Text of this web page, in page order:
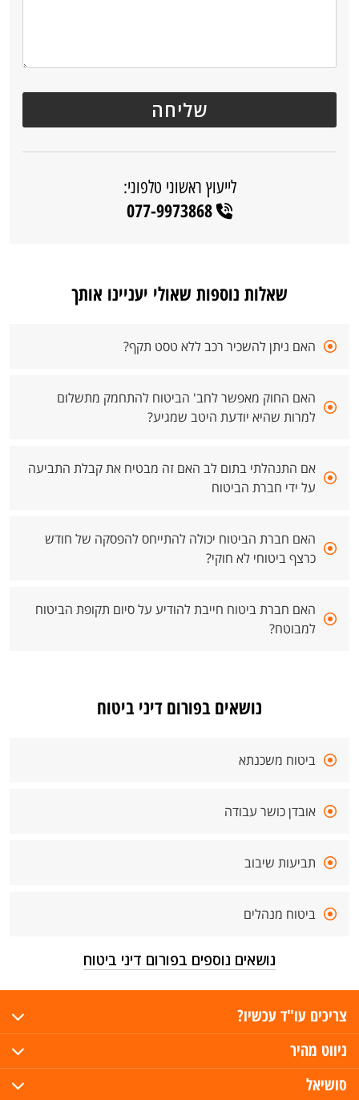
לייעוץ ראשוני טלפוני:
077-9973868
שאלות נוספות שאולי יעניינו אותך
האם ניתן להשכיר רכב ללא טסט תקף?
האם החוק מאפשר לחב' הביטוח להתחמק מתשלום
למרות שהיא יודעת היטב שמגיע?
אם התנהלתי בתום לב האם זה מבטיח את קבלת התביעה
על ידי חברת הביטוח
האם חברת הביטוח יכולה להתייחס להפסקה של חודש
כרצף ביטוחי לא חוקי?
האם חברת ביטוח חייבת להודיע על סיום תקופת הביטוח
למבוטח?
נושאים בפורום דיני ביטוח
ביטוח משכנתא
אובדן כושר עבודה
תביעות שיבוב
ביטוח מנהלים
נושאים נוספים בפורום דיני ביטוח
צריכים עו"ד עכשיו?
ניווט מהיר
סושיאל